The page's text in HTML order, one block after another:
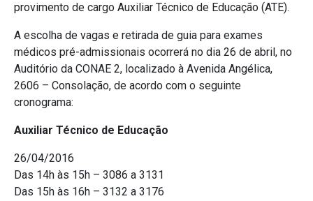
provimento de cargo Auxiliar Técnico de Educação (ATE).
A escolha de vagas e retirada de guia para exames
médicos pré-admissionais ocorrerá no dia 26 de abril, no
Auditório da CONAE 2, localizado à Avenida Angélica,
2606 – Consolação, de acordo com o seguinte
cronograma:
Auxiliar Técnico de Educação
26/04/2016
Das 14h às 15h – 3086 a 3131
Das 15h às 16h – 3132 a 3176